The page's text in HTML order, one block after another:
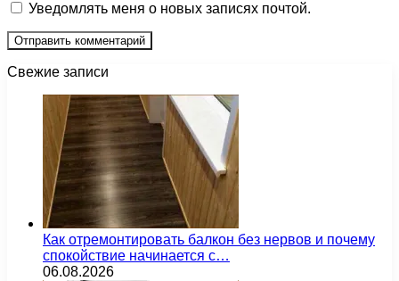
Уведомлять меня о новых записях почтой.
Свежие записи
Как отремонтировать балкон без нервов и почему
спокойствие начинается с…
06.08.2026